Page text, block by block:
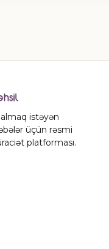
istəyən
üçün rəsmi
platforması.